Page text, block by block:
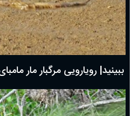
ببینید| رویارویی مرگبار مار